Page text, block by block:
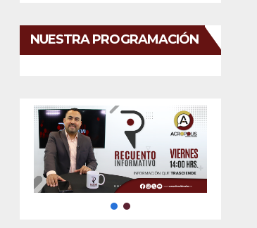
NUESTRA PROGRAMACIÓN